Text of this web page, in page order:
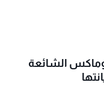
الشائعة